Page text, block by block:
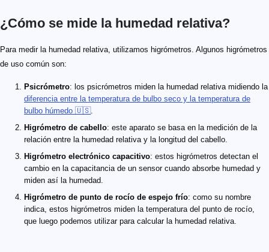
¿Cómo se mide la humedad relativa?
Para medir la humedad relativa, utilizamos higrómetros. Algunos higrómetros
de uso común son:
Psicrómetro: los psicrómetros miden la humedad relativa midiendo la
diferencia entre la temperatura de bulbo seco y la temperatura de
bulbo húmedo 🇺🇸.
Higrómetro de cabello: este aparato se basa en la medición de la
relación entre la humedad relativa y la longitud del cabello.
Higrómetro electrónico capacitivo: estos higrómetros detectan el
cambio en la capacitancia de un sensor cuando absorbe humedad y
miden así la humedad.
Higrómetro de punto de rocío de espejo frío: como su nombre
indica, estos higrómetros miden la temperatura del punto de rocío,
que luego podemos utilizar para calcular la humedad relativa.